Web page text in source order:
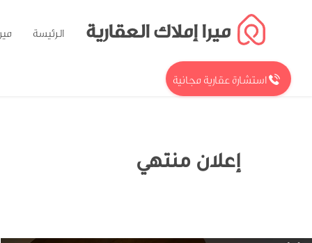
ميرا إملاك العقارية الرئيسة
استشارة عقارية مجانية
إعلان منتهي